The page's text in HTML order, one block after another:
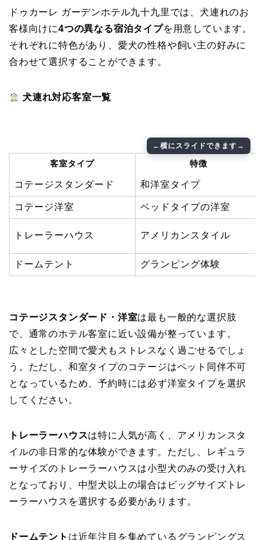
ドゥカーレ ガーデンホテル九十九里では、犬連れのお
客様向けに4つの異なる宿泊タイプを用意しています。
それぞれに特色があり、愛犬の性格や飼い主の好みに
合わせて選択することができます。
犬連れ対応客室一覧
客室タイプ 特徴
コテージスタンダード 和洋室タイプ
コテージ洋室 ベッドタイプの洋室
トレーラーハウス アメリカンスタイル
ドームテント グランピング体験
コテージスタンダード・洋室は最も一般的な選択肢
で、通常のホテル客室に近い設備が整っています。
広々とした空間で愛犬もストレスなく過ごせるでしょ
う。ただし、和室タイプのコテージはペット同伴不可
となっているため、予約時には必ず洋室タイプを選択
してください。
トレーラーハウスは特に人気が高く、アメリカンスタ
イルの非日常的な体験ができます。ただし、レギュラ
ーサイズのトレーラーハウスは小型犬のみの受け入れ
となっており、中型犬以上の場合はビッグサイズトレ
ーラーハウスを選択する必要があります。
ドームテント は近年注目を集めているグランピングス